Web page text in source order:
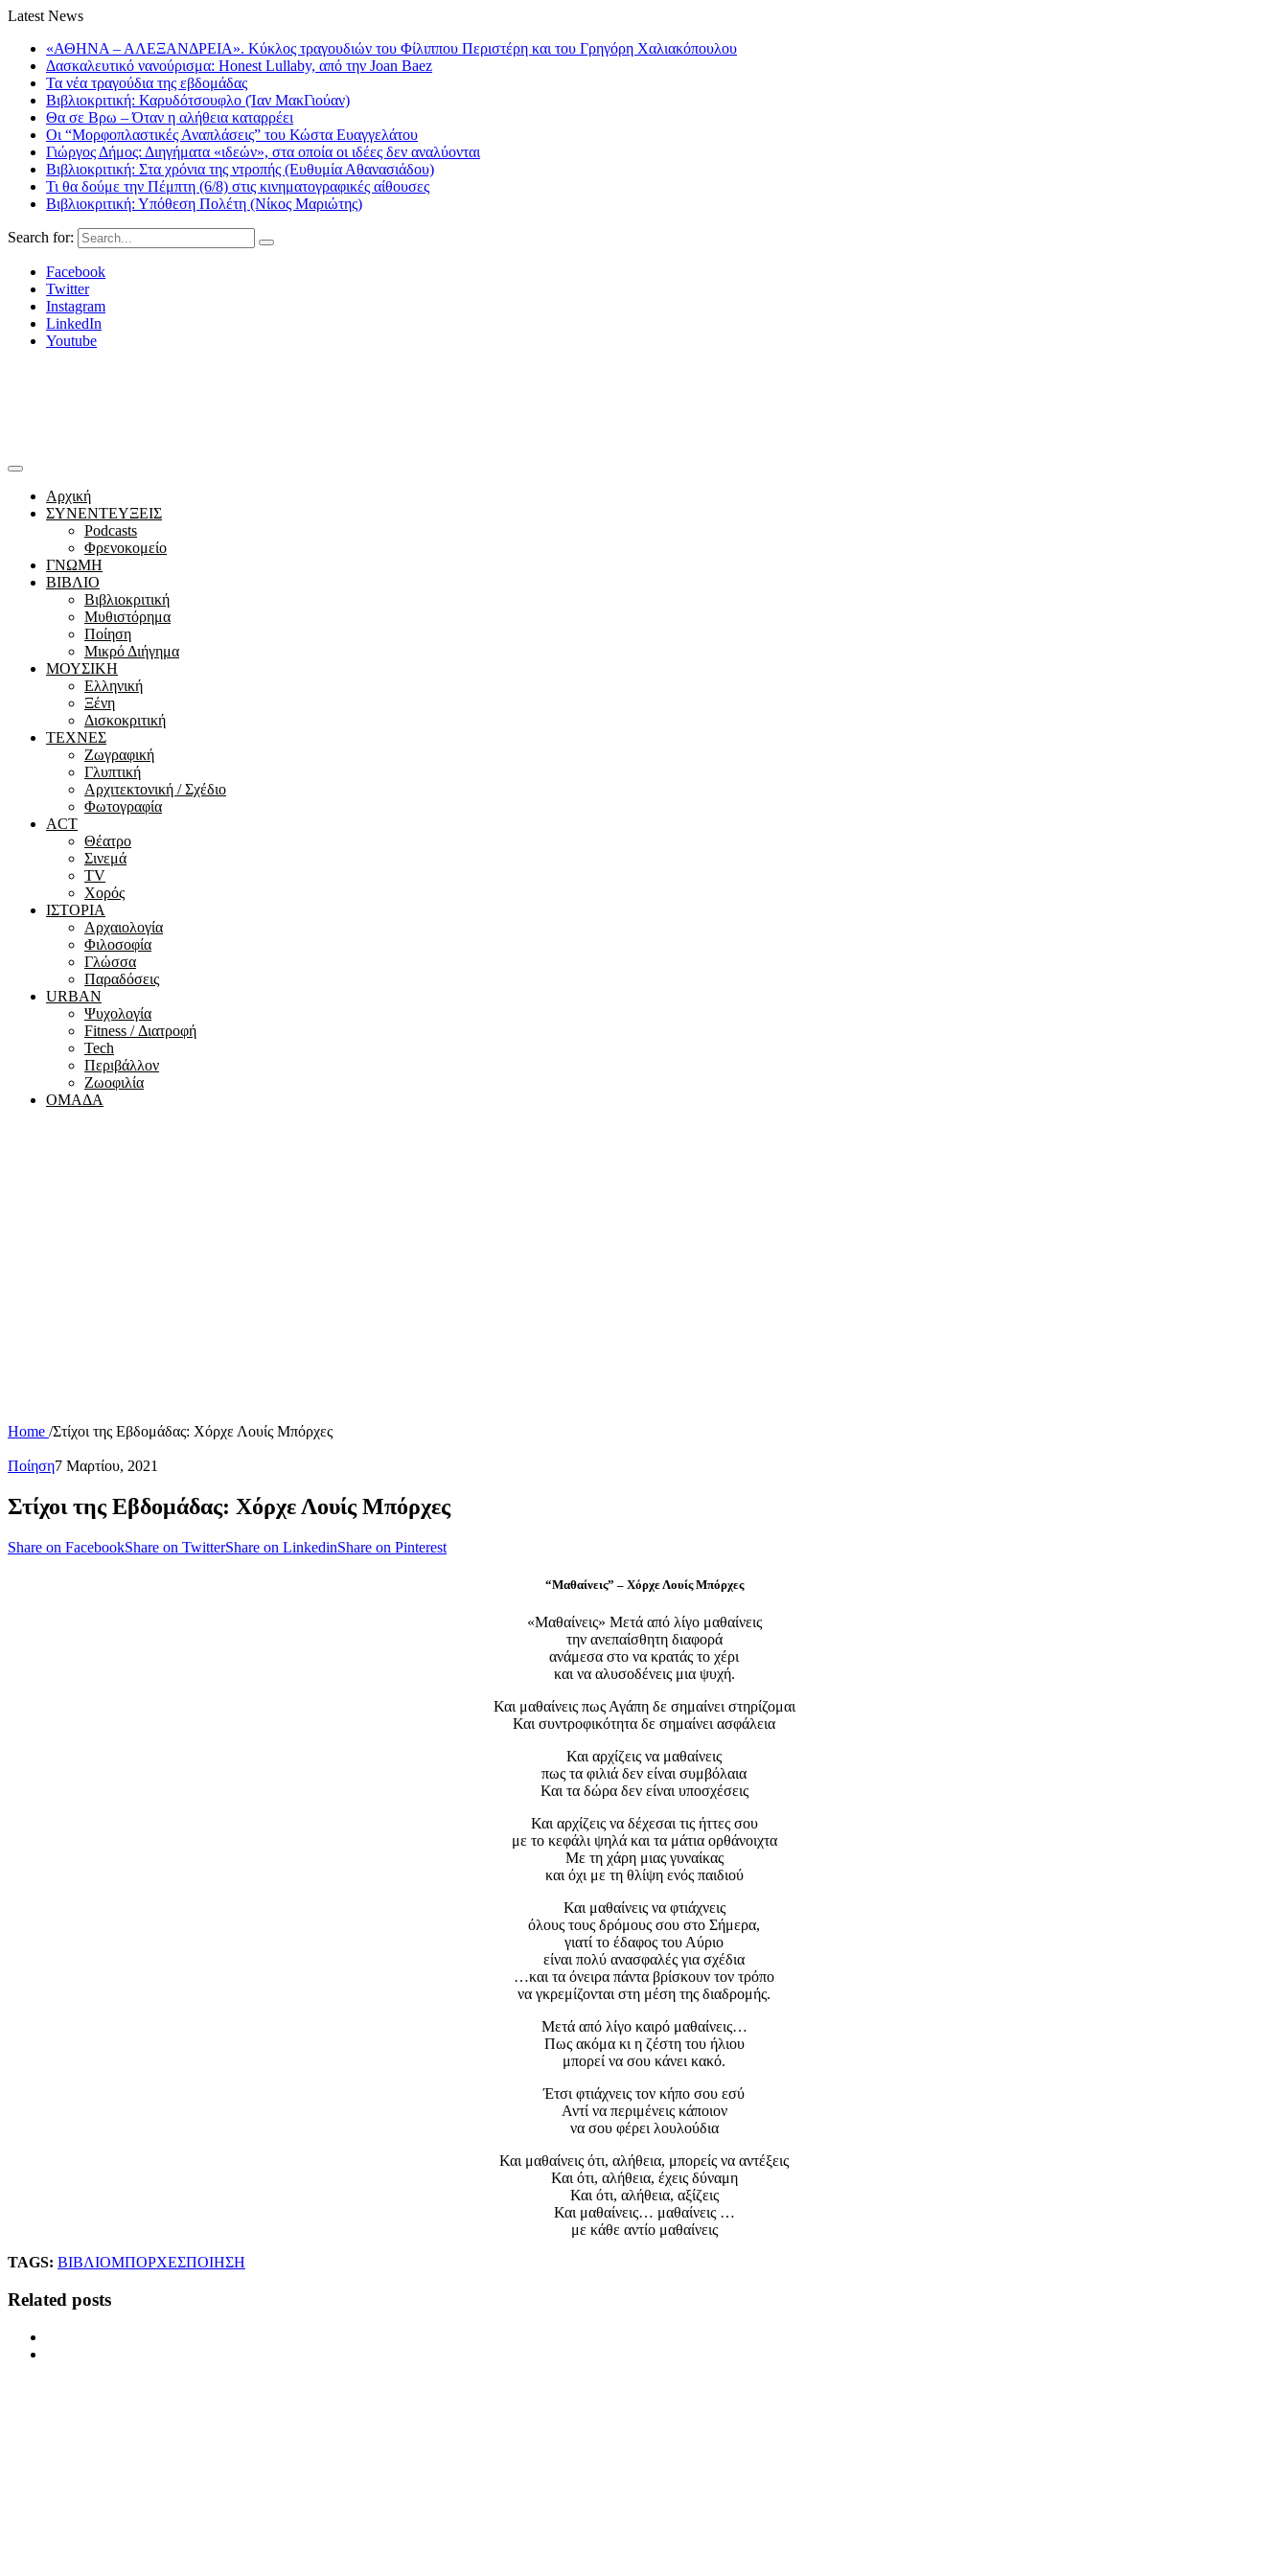
Latest News
«ΑΘΗΝΑ – ΑΛΕΞΑΝΔΡΕΙΑ». Κύκλος τραγουδιών του Φίλιππου Περιστέρη και του Γρηγόρη Χαλιακόπουλου
Δασκαλευτικό νανούρισμα: Honest Lullaby, από την Joan Baez
Τα νέα τραγούδια της εβδομάδας
Βιβλιοκριτική: Καρυδότσουφλο (Ίαν ΜακΓιούαν)
Θα σε Βρω – Όταν η αλήθεια καταρρέει
Οι “Μορφοπλαστικές Αναπλάσεις” του Κώστα Ευαγγελάτου
Γιώργος Δήμος: Διηγήματα «ιδεών», στα οποία οι ιδέες δεν αναλύονται
Βιβλιοκριτική: Στα χρόνια της ντροπής (Ευθυμία Αθανασιάδου)
Τι θα δούμε την Πέμπτη (6/8) στις κινηματογραφικές αίθουσες
Βιβλιοκριτική: Υπόθεση Πολέτη (Νίκος Μαριώτης)
Search for:
Facebook
Twitter
Instagram
LinkedIn
Youtube
Αρχική
ΣΥΝΕΝΤΕΥΞΕΙΣ
Podcasts
Φρενοκομείο
ΓΝΩΜΗ
ΒΙΒΛΙΟ
Βιβλιοκριτική
Μυθιστόρημα
Ποίηση
Μικρό Διήγημα
ΜΟΥΣΙΚΗ
Ελληνική
Ξένη
Δισκοκριτική
ΤΕΧΝΕΣ
Ζωγραφική
Γλυπτική
Αρχιτεκτονική / Σχέδιο
Φωτογραφία
ACT
Θέατρο
Σινεμά
ΤV
Χορός
ΙΣΤΟΡΙΑ
Αρχαιολογία
Φιλοσοφία
Γλώσσα
Παραδόσεις
URBAN
Ψυχολογία
Fitness / Διατροφή
Tech
Περιβάλλον
Ζωοφιλία
ΟΜΑΔΑ
Home /Στίχοι της Εβδομάδας: Χόρχε Λουίς Μπόρχες
Ποίηση7 Μαρτίου, 2021
Στίχοι της Εβδομάδας: Χόρχε Λουίς Μπόρχες
Share on FacebookShare on TwitterShare on LinkedinShare on Pinterest
“Μαθαίνεις” – Χόρχε Λουίς Μπόρχες
«Μαθαίνεις» Μετά από λίγο μαθαίνεις
την ανεπαίσθητη διαφορά
ανάμεσα στο να κρατάς το χέρι
και να αλυσοδένεις μια ψυχή.
Και μαθαίνεις πως Αγάπη δε σημαίνει στηρίζομαι
Και συντροφικότητα δε σημαίνει ασφάλεια
Και αρχίζεις να μαθαίνεις
πως τα φιλιά δεν είναι συμβόλαια
Και τα δώρα δεν είναι υποσχέσεις
Και αρχίζεις να δέχεσαι τις ήττες σου
με το κεφάλι ψηλά και τα μάτια ορθάνοιχτα
Με τη χάρη μιας γυναίκας
και όχι με τη θλίψη ενός παιδιού
Και μαθαίνεις να φτιάχνεις
όλους τους δρόμους σου στο Σήμερα,
γιατί το έδαφος του Αύριο
είναι πολύ ανασφαλές για σχέδια
…και τα όνειρα πάντα βρίσκουν τον τρόπο
να γκρεμίζονται στη μέση της διαδρομής.
Μετά από λίγο καιρό μαθαίνεις…
Πως ακόμα κι η ζέστη του ήλιου
μπορεί να σου κάνει κακό.
Έτσι φτιάχνεις τον κήπο σου εσύ
Αντί να περιμένεις κάποιον
να σου φέρει λουλούδια
Και μαθαίνεις ότι, αλήθεια, μπορείς να αντέξεις
Και ότι, αλήθεια, έχεις δύναμη
Και ότι, αλήθεια, αξίζεις
Και μαθαίνεις… μαθαίνεις …
με κάθε αντίο μαθαίνεις
TAGS: ΒΙΒΛΙΟΜΠΟΡΧΕΣΠΟΙΗΣΗ
Related posts